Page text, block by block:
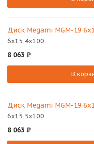
Диск Megami MGM-19
6x15 4x100
8 063 ₽
В
Диск Megami MGM-19
6x15 5x100
8 063 ₽